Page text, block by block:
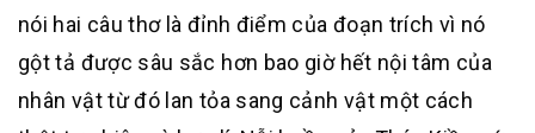
nói hai câu thơ là đỉnh điểm của đoạn trích vì nó
gột tả được sâu sắc hơn bao giờ hết nội tâm của
nhân vật từ đó lan tỏa sang cảnh vật một cách